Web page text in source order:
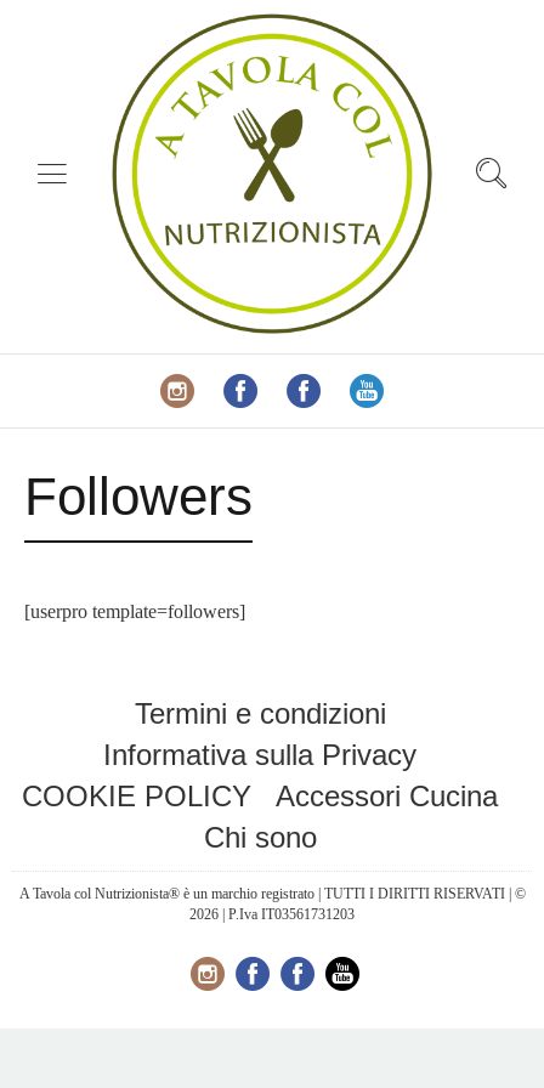
Followers
[userpro template=followers]
Termini e condizioni
Informativa sulla Privacy
COOKIE POLICY
Accessori Cucina
Chi sono
A Tavola col Nutrizionista® è un marchio registrato | TUTTI I DIRITTI RISERVATI | ©
2026 | P.Iva IT03561731203